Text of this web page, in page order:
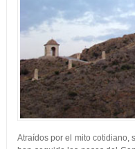
Atraídos por el mito cotidiano,